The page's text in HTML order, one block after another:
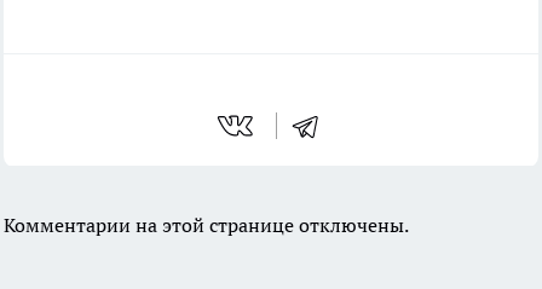
Комментарии на этой странице отключены.